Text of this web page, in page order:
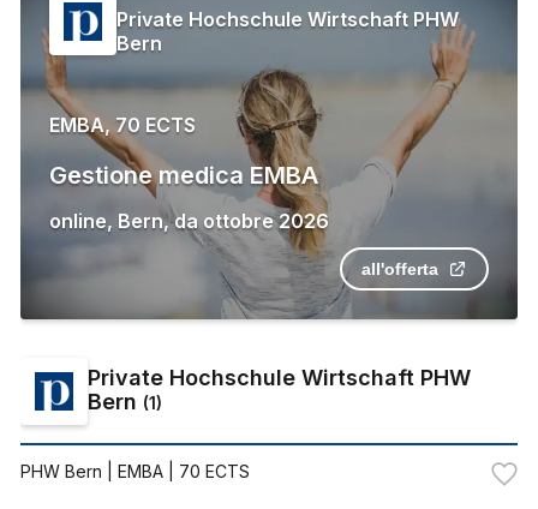
Private Hochschule Wirtschaft PHW
Bern
EMBA, 70 ECTS
Gestione medica EMBA
online, Bern,da ottobre 2026
all'offerta
Private Hochschule Wirtschaft PHW
Bern (1)
PHW Bern | EMBA | 70 ECTS